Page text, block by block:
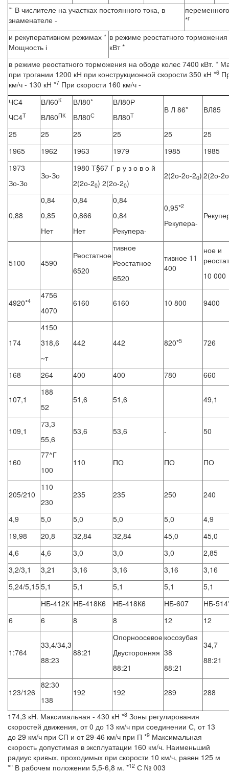
*' В числителе на участках постоянного тока, в
знаменателе -
*г
и рекуперативном режимах *
Мощность і
в режиме реостатного
кВт *
в режиме реостатного торможения на ободе колес 7400 кВт. *
при трогании 1200 кН при конструкционной скорости 350 кН *6
км/ч - 130 кН *7 При скорости 160 км/ч -
ЧС4
ЧС4Т
ВЛ60К
ВЛ60ПК
ВЛ80*
ВЛ80С
ВЛ80Р
ВЛ80Т
В Л 86* ВЛ85
25 25 25 25 25
25
1965
1962 1963 1979 1985
1985
1973
Зо-Зо
Зо-Зо
1980 Т§67 Г р у з о в о й
2(2о-20) 2(2о-20)
2(2о-2о-20) 2(2о-
0,88
0,84
0,85
Нет
0,84
0,866
Нет
0,84
0,84
Рекупера-
0,95*2
Рекупера-
5100 4590
Реостатное
6520
тивное
Реостатное
6520
тивное 11
400
ное и
10 000
4920*4
4756
4070
6160 6160 10 800 9400
174
4150
318,6
~т
442 442 820*5 726
168 264 400 400 780 660
107,1
188
52
51,6 51,6 49,1
109,1
73,3
55,6
77^Г
100
53,6 53,6 - 50
160 110 ПО ПО ПО
205/210
110
230
235 235 250 240
4,9 5,0 5,0 5,0 5,0
4,9
19,98
20,8 32,84 32,84 45,0
45,0
4,6
4,6 3,0 3,0 3,0
2,85
3,2/3,1
3,21 3,16 3,16 3,16
3,16
5,24/5,155,1 5,1 5,1 5,1
5,1
НБ-412К НБ-418К6 НБ-418К6 НБ-607
НБ-
6
6 8 8 12 12
1:764
33,4/34,3
88:23
88:21
Опорноосевое
Двусторонняя
88:21
косозубая
38
88:21
34,7
88:21
123/126
82:30
138
192 192 289 288
174,3 кН. Максимальная - 430 кН *8 Зоны регулирования
скоростей движения, от 0 до 13 км/ч при соединении С, от 13
до 29 км/ч при СП и от 29-46 км/ч при П *9 Максимальная
скорость допустимая в эксплуатации 160 км/ч. Наименьший
радиус кривых, проходимых при скорости 10 км/ч, равен 125 м
*" В рабочем положении 5,5-6,8 м. *12 С № 003